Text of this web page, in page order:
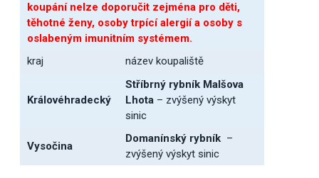
koupání nelze doporučit zejména pro děti,
těhotné ženy, osoby trpící alergií a osoby s
oslabeným imunitním systémem.
kraj
název koupaliště
Královéhradecký
Stříbrný rybník Malšova
Lhota – zvýšený výskyt
sinic
Vysočina
Domanínský rybník –
zvýšený výskyt sinic